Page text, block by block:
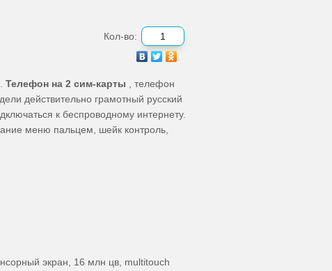
Кол-во:
Телефон на 2 сим-карты , телефон
действительно грамотный русский
к беспроводному интернету.
меню пальцем, шейк контроль,
экран, 16 млн цв, multitouch